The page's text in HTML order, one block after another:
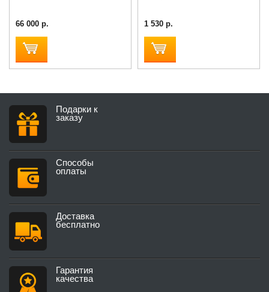
66 000 р. 1 530 р.
Подарки к
заказу
Способы
оплаты
Доставка
бесплатно
Гарантия
качества